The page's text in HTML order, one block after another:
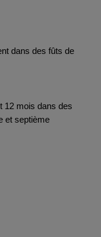
dans des fûts de
12 mois dans des
et septième